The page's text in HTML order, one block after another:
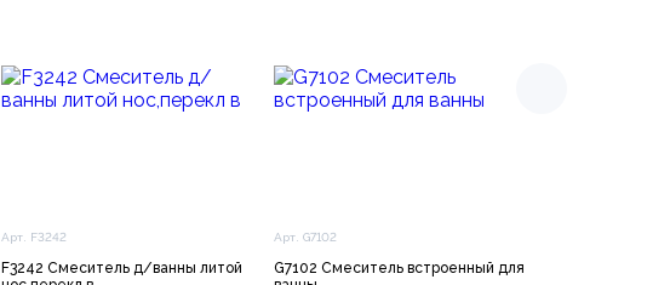
Арт. F3242
F3242 Смеситель д/ванны литой
Арт. G7102
G7102 Смеситель встроенный для